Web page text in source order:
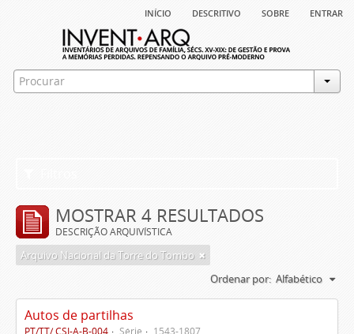
início descritivo sobre entrar
MOSTRAR 4 RESULTADOS
DESCRIÇÃO ARQUIVÍSTICA
Arquivo Nacional da Torre do Tombo
Ordenar por: Alfabético
Autos de partilhas
PT/TT/ CSI-A-B-004 Série 1543-1807